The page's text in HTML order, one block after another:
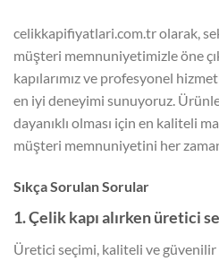
celikkapifiyatlari.com.tr olarak,
müşteri memnuniyetimizle öne
kapılarımız ve profesyonel
en iyi deneyimi sunuyoruz.
dayanıklı olması için en kaliteli
müşteri memnuniyetini her
Sıkça Sorulan Sorular
1. Çelik kapı alırken üretici
Üretici seçimi, kaliteli ve güvenilir